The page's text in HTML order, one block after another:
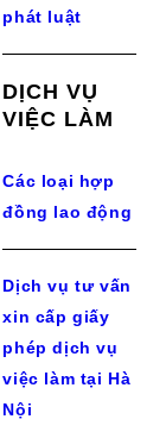
phát luật
DỊCH VỤ
VIỆC LÀM
Các loại hợp
đồng lao động
Dịch vụ tư vấn
xin cấp giấy
phép dịch vụ
việc làm tại Hà
Nội